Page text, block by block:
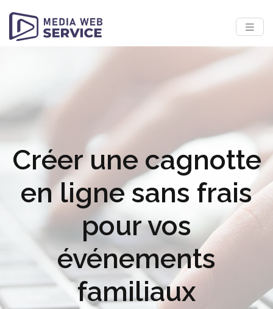
Créer une cagnotte
en ligne sans frais
pour vos
événements
familiaux